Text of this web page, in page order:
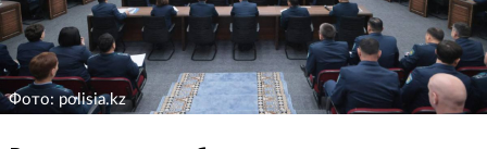
Фото: polisia.kz